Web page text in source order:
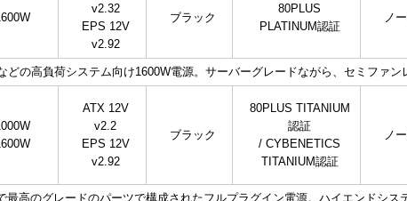
v2.32
EPS 12V
v2.92
ブラック
80PLUS
PLATINUM認証
ノ
どの高負荷システム向け1600W電源。サーバーグレードながら、セミファン
ATX 12V
v2.2
EPS 12V
v2.92
ブラック
80PLUS TITANIUM
認証
/ CYBENETICS
TITANIUM認証
ノ
最高のグレードのパーツで構成されたフルプラグイン電源。ハイエンドシス